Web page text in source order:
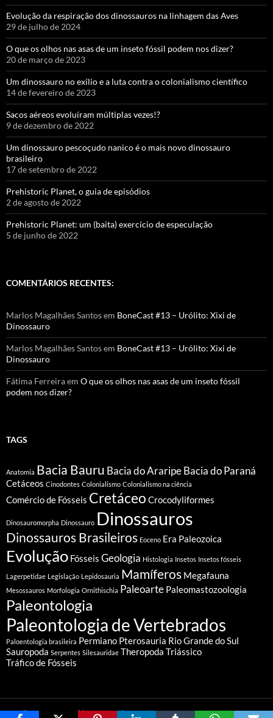
Evolução da respiração dos dinossauros na linhagem das Aves
29 de julho de 2024
O que os olhos nas asas de um inseto fóssil podem nos dizer?
20 de março de 2023
Um dinossauro no exílio e a luta contra o colonialismo científico
14 de fevereiro de 2023
Sacos aéreos evoluíram múltiplas vezes!?
9 de dezembro de 2022
Um dinossauro pescoçudo nanico é o mais novo dinossauro
brasileiro
17 de setembro de 2022
Prehistoric Planet, o guia de episódios
2 de agosto de 2022
Prehistoric Planet: um (baita) exercício de especulação
5 de junho de 2022
COMENTÁRIOS RECENTES:
Marlos Magalhães Santosem BoneCast #13 – Urólito: Xixi de
Dinossauro
Marlos Magalhães Santosem BoneCast #13 – Urólito: Xixi de
Dinossauro
Fátima Ferreiraem O que os olhos nas asas de um inseto fóssil
podem nos dizer?
TAGS
Anatomia Bacia Bauru Bacia do AraripeBacia do Paraná
Cetáceos Cinodontes Colonialismo Colonialismo na ciência
Comércio de Fósseis Cretáceo Crocodyliformes
Dinosauromorpha Dinossauro Dinossauros
Dinossauros Brasileiros Eoceno Era Paleozoica
Evolução Fósseis Geologia Histologia Insetos Insetos fósseis
Lagerpetidae Legislação Lepidosauria Mamíferos Megafauna
Mesossauros Morfologia Ornithischia Paleoarte Paleomastozoologia
Paleontologia
Paleontologia de Vertebrados
Paloentologia brasileira Permiano Pterosauria Rio Grande do Sul
Sauropoda Serpentes Silesauridae Theropoda Triássico
Tráfico de Fósseis
Orgulhosamente mantido com WordPress